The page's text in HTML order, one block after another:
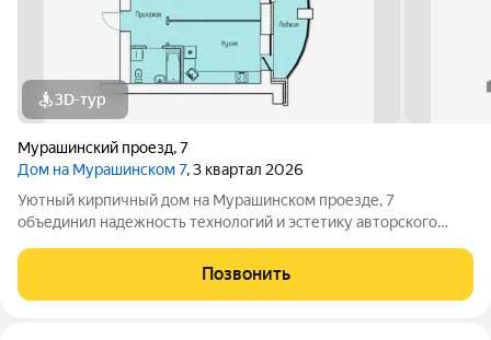
3D-тур
Мурашинский проезд,7
Дом на Мурашинском 7, 3 квартал 2026
Уютный кирпичный дом на Мурашинском проезде, 7
объединил надежность технологий и эстетику авторского
Этот проект создан для тех, кто ценит фундаментальное
качество строительства, уединение и
Позвонить